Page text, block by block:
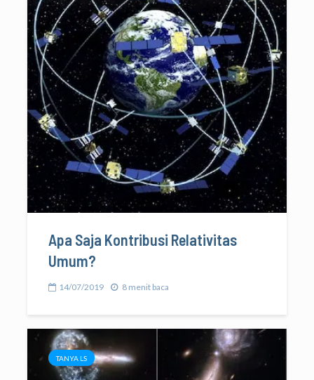
Apa Saja Kontribusi Relativitas
Umum?
14/07/2019 8 menit baca
TANYA LS